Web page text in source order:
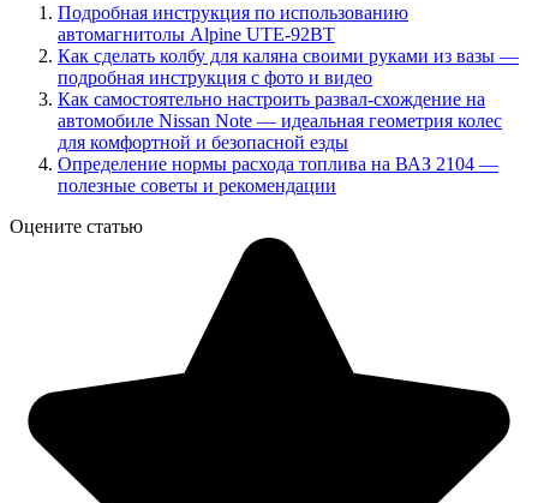
Подробная инструкция по использованию
автомагнитолы Alpine UTE-92BT
Как сделать колбу для каляна своими руками из вазы —
подробная инструкция с фото и видео
Как самостоятельно настроить развал-схождение на
автомобиле Nissan Note — идеальная геометрия колес
для комфортной и безопасной езды
Определение нормы расхода топлива на ВАЗ 2104 —
полезные советы и рекомендации
Оцените статью